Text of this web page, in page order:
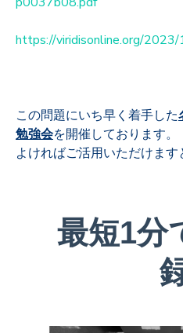
https://viridisonline.org/
この問題にいち早く着手した
勉強会を開催しております。
よければご活用いただけま
最短1分